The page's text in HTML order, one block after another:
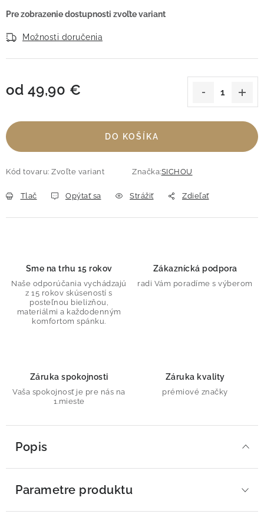
Možnosti doručenia
od 49,90 €
DO KOŠÍKA
Kód tovaru: Zvoľte variant Značka:SICHOU
Tlač Opýtať sa Strážiť Zdieľať
Sme na trhu 15 rokov
Naše odporúčania vychádzajú
z 15 rokov skúseností s
posteľnou bielizňou,
materiálmi a každodenným
komfortom spánku.
Zákaznícká podpora
radi Vám poradíme s výberom
Záruka spokojnosti
Vaša spokojnosť je pre nás na
1.mieste
Záruka kvality
prémiové značky
Popis
Parametre produktu